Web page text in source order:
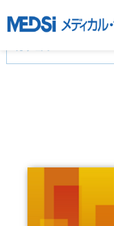
基礎医学(93)